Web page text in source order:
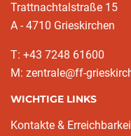
Trattnachtalstraße 15
A - 4710 Grieskirchen
T: +43 7248 61600
M: zentrale@ff-
WICHTIGE LINKS
Kontakte &